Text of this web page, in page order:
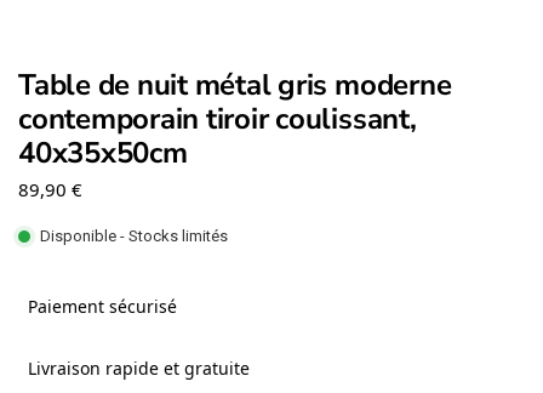
Table de nuit métal gris moderne
contemporain tiroir coulissant,
40x35x50cm
89,90 €
Disponible - Stocks limités
Paiement sécurisé
Livraison rapide et gratuite